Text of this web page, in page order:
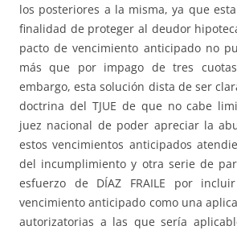
los posteriores a la misma, ya que
finalidad de proteger al deudor
pacto de vencimiento anticipado no
más que por impago de tres
embargo, esta solución dista de ser
doctrina del TJUE de que no cabe
juez nacional de poder apreciar la
estos vencimientos anticipados
del incumplimiento y otra serie de
esfuerzo de DÍAZ FRAILE por
vencimiento anticipado como una
autorizatorias a las que sería